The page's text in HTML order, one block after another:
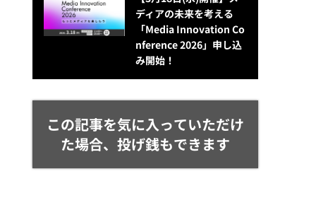
ディアの未来を考える
「Media Innovation Co
nference 2026」申し込
み開始！
この記事を気に入っていただけ
た場合、投げ銭もできます